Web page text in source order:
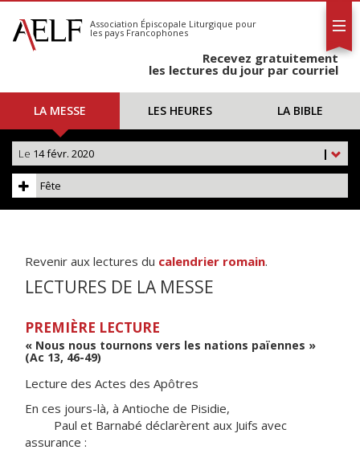
S'abonner
Calendrier
Association Épiscopale Liturgique pour
les pays Francophones
Recevez gratuitement
les lectures du jour par courriel
LA MESSE LES HEURES LA BIBLE
|
Le 14 févr. 2020
Fête
Revenir aux lectures du calendrier romain.
LECTURES DE LA MESSE
PREMIÈRE LECTURE
« Nous nous tournons vers les nations païennes »
(Ac 13, 46-49)
Lecture des Actes des Apôtres
En ces jours-là, à Antioche de Pisidie,
Paul et Barnabé déclarèrent aux Juifs avec
assurance :